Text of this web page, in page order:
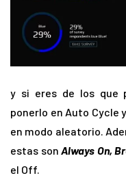
y si eres de los que
ponerlo en Auto Cycle
en modo aleatorio.
estas son Always On,
el Off.